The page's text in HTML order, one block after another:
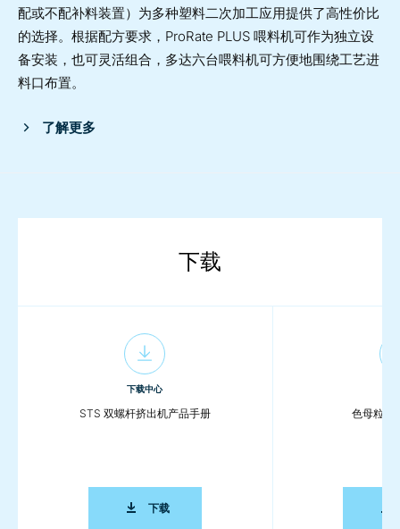
配或不配补料装置）为多种塑料二次加工应用提供了高性价比
的选择。根据配方要求，ProRate PLUS 喂料机可作为独立设
备安装，也可灵活组合，多达六台喂料机可方便地围绕工艺进
料口布置。
了解更多
下载
下载中心
STS 双螺杆挤出机产品手册
下载STS 双螺杆挤出机产品手册
色母粒应